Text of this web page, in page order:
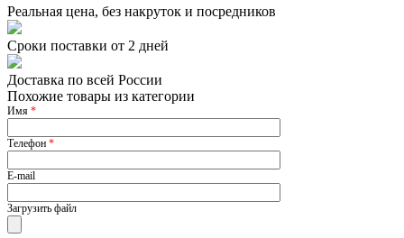
Реальная цена, без накруток и посредников
Сроки поставки от 2 дней
Доставка по всей России
Похожие товары из категории
Имя *
Телефон *
E-mail
Загрузить файл